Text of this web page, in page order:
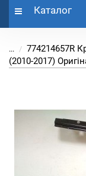
Каталог
...
774214657R
(2010-2017)